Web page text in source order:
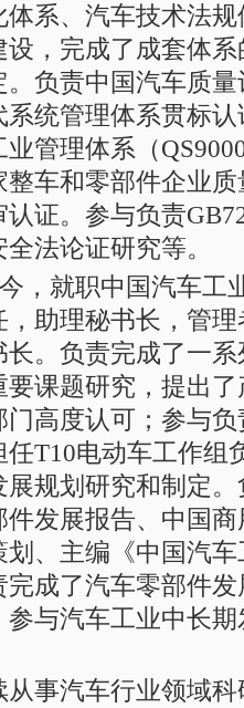
体系、汽车技术法
，完成了成套体
负责中国汽车质
统管理体系贯标
管理体系（
整车和零部件企业
证。参与负责
法论证研究等。
就职中国汽车工
助理秘书长，管
。负责完成了一
课题研究，提出
高度认可；参与
T10电动车工作组
规划研究和制定
发展报告、中国
、主编《中国汽
成了汽车零部件
参与汽车工业中长
汽车行业领域科